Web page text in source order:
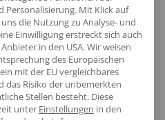
Cap betont dein
während das Fünf-
Personalisierung. Mit Klick auf
die Nutzung zu Analyse- und
Einwilligung erstreckt sich auch
in den USA. Wir weisen
des Europäischen
mit der EU vergleichbares
das Risiko der unbemerkten
Stellen besteht. Diese
unter Einstellungen in den